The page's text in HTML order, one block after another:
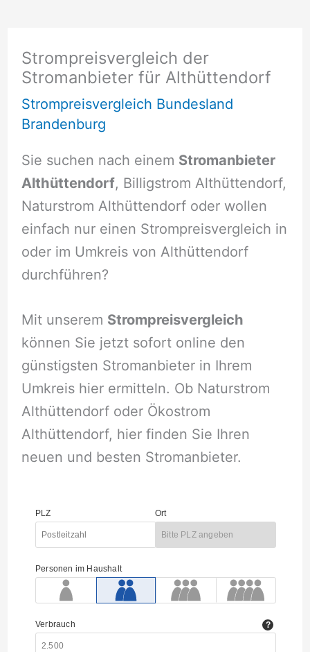
Strompreisvergleich der
Stromanbieter für Althüttendorf
Strompreisvergleich Bundesland
Brandenburg
Sie suchen nach einem Stromanbieter
Althüttendorf, Billigstrom Althüttendorf,
Naturstrom Althüttendorf oder wollen
einfach nur einen Strompreisvergleich in
oder im Umkreis von Althüttendorf
durchführen?
Mit unserem Strompreisvergleich
können Sie jetzt sofort online den
günstigsten Stromanbieter in Ihrem
Umkreis hier ermitteln. Ob Naturstrom
Althüttendorf oder Ökostrom
Althüttendorf, hier finden Sie Ihren
neuen und besten Stromanbieter.